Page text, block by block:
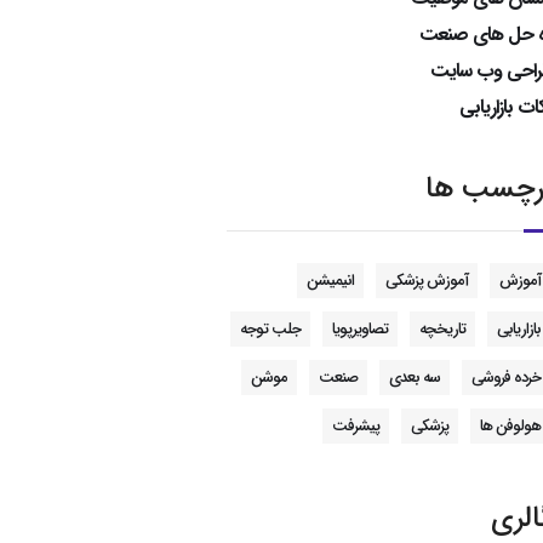
حل های صنعت
وب سایت
بازاریابی
ها
آموزش آموزش پزشکی
انیمیشن
بازاریابی
تاریخچه تصاویرپویا
جلب توجه
خرده فروشی
سه بعدی صنعت
موشن
هولوفن ها
پزشکی پیشرفت